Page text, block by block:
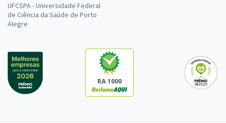
UFCSPA - Universidade Federal
de Ciência da Saúde de Porto
Alegre
RA 1000